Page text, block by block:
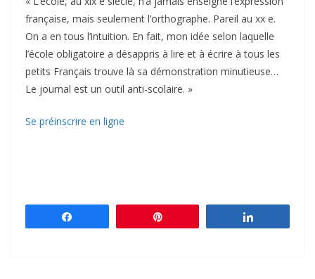
française, mais seulement l’orthographe. Pareil au xx e.
On a en tous l’intuition. En fait, mon idée selon laquelle
l’école obligatoire a désappris à lire et à écrire à tous les
petits Français trouve là sa démonstration minutieuse…
Le journal est un outil anti-scolaire. »
Se préinscrire en ligne